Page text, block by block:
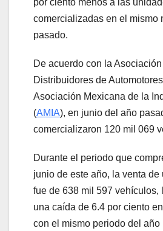
por ciento menos a las
comercializadas en el mismo
pasado.
De acuerdo con la
Distribuidores de
Asociación Mexicana de la
(AMIA), en junio del año
comercializaron 120 mil 069
Durante el periodo que
junio de este año, la venta
fue de 638 mil 597 vehículos,
una caída de 6.4 por ciento
con el mismo periodo del año